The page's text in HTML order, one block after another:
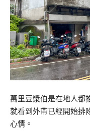
萬里豆漿伯是在地人都
就看到外帶已經開始排
心情。